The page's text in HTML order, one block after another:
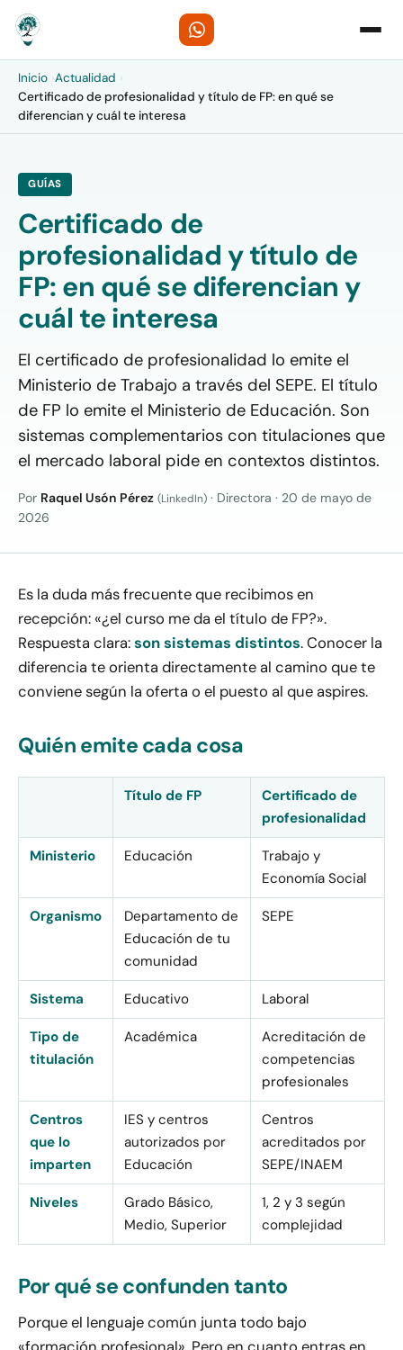
Inicio ›Actualidad ›
Certificado de profesionalidad y título de FP: en qué se
diferencian y cuál te interesa
GUÍAS
Certificado de
profesionalidad y título de
FP: en qué se diferencian y
cuál te interesa
El certificado de profesionalidad lo emite el
Ministerio de Trabajo a través del SEPE. El título
de FP lo emite el Ministerio de Educación. Son
sistemas complementarios con titulaciones que
el mercado laboral pide en contextos distintos.
Por Raquel Usón Pérez (LinkedIn) · Directora · 20 de mayo de
2026
Es la duda más frecuente que recibimos en
recepción: «¿el curso me da el título de FP?».
Respuesta clara:son sistemas distintos. Conocer la
diferencia te orienta directamente al camino que te
conviene según la oferta o el puesto al que aspires.
Quién emite cada cosa
Título de FP
Certificado de
profesionalidad
Ministerio Educación
Trabajo y
Economía Social
Organismo
Departamento de
Educación de tu
comunidad
SEPE
Sistema Educativo Laboral
Tipo de
titulación
Académica
Acreditación de
competencias
profesionales
Centros
que lo
imparten
IES y centros
autorizados por
Educación
Centros
acreditados por
SEPE/INAEM
Niveles
Grado Básico,
Medio, Superior
1, 2 y 3 según
complejidad
Por qué se confunden tanto
Porque el lenguaje común junta todo bajo
«formación profesional». Pero en cuanto entras en